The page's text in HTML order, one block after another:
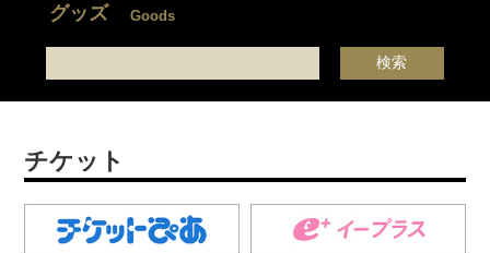
グッズ Goods
チケット